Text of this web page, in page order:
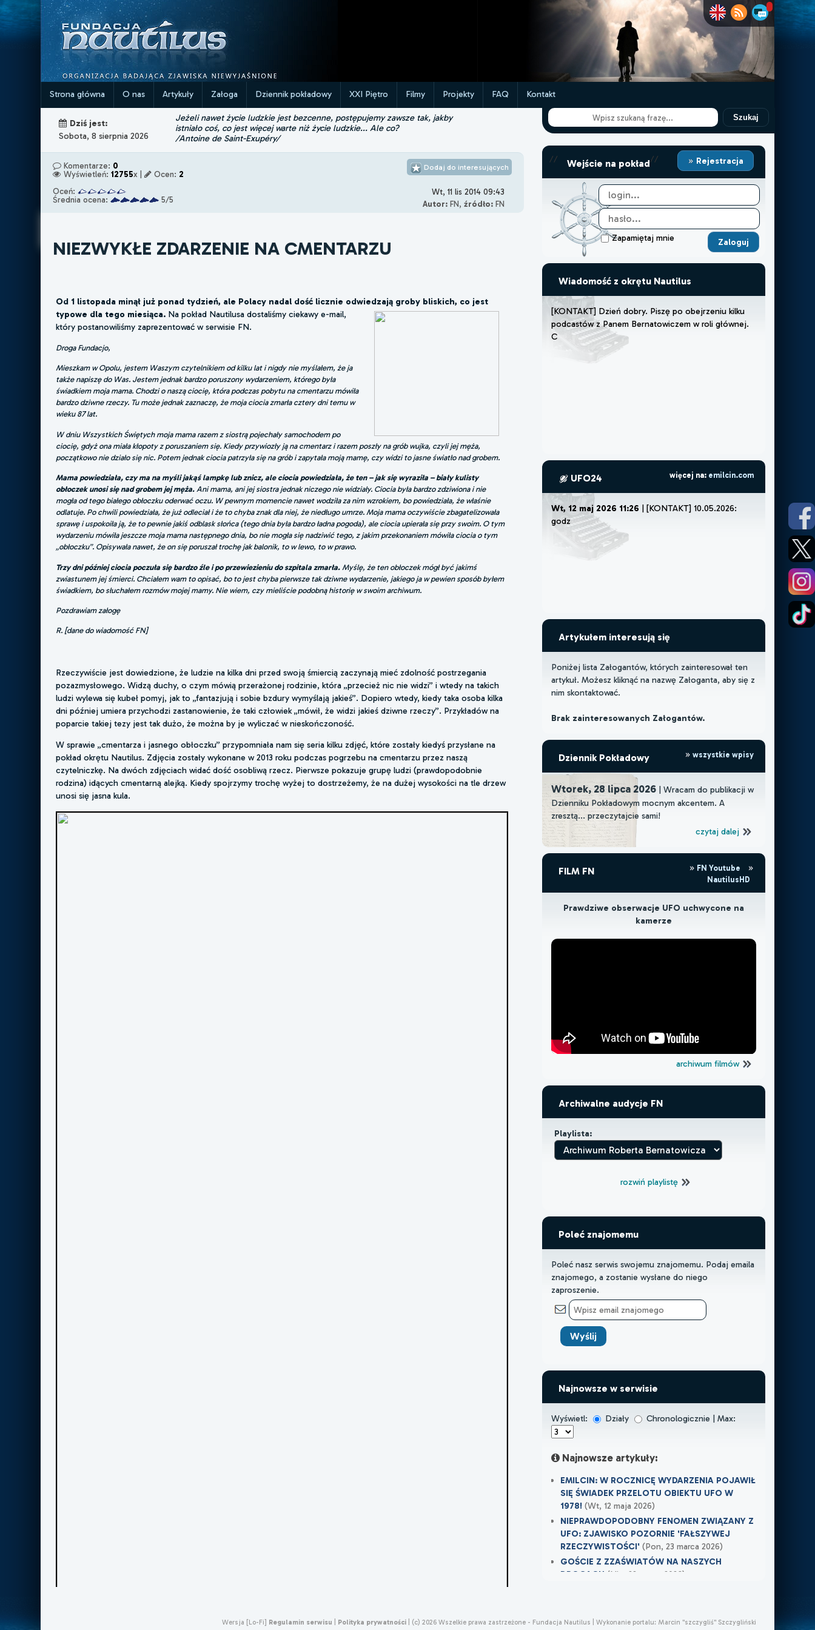
Strona główna O nas Artykuły Załoga Dziennik pokładowy XXI Piętro Filmy Projekty FAQ Kontakt
Dziś jest:
Sobota, 8 sierpnia 2026
Jeżeli nawet życie ludzkie jest bezcenne, postępujemy zawsze tak, jakby
istniało coś, co jest więcej warte niż życie ludzkie... Ale co?
/Antoine de Saint-Exupéry/
Komentarze: 0
Wyświetleń:12755x | Ocen: 2
Oceń:
Średnia ocena:
5/5
Dodaj do interesujących
Wt, 11 lis 2014 09:43
Autor:FN, źródło:FN
NIEZWYKŁE ZDARZENIE NA CMENTARZU
Od 1 listopada minął już ponad tydzień, ale Polacy nadal dość licznie odwiedzają groby bliskich, co jest
typowe dla tego miesiąca. Na pokład Nautilusa dostaliśmy ciekawy e-mail,
który postanowiliśmy zaprezentować w serwisie FN.
Droga Fundacjo,
Mieszkam w Opolu, jestem Waszym czytelnikiem od kilku lat i nigdy nie myślałem, że ja
także napiszę do Was. Jestem jednak bardzo poruszony wydarzeniem, którego była
świadkiem moja mama. Chodzi o naszą ciocię, która podczas pobytu na cmentarzu mówiła
bardzo dziwne rzeczy. Tu może jednak zaznaczę, że moja ciocia zmarła cztery dni temu w
wieku 87 lat.
W dniu Wszystkich Świętych moja mama razem z siostrą pojechały samochodem po
ciocię, gdyż ona miała kłopoty z poruszaniem się. Kiedy przywiozły ją na cmentarz i razem poszły na grób wujka, czyli jej męża,
początkowo nie działo się nic. Potem jednak ciocia patrzyła się na grób i zapytała moją mamę, czy widzi to jasne światło nad grobem.
Mama powiedziała, czy ma na myśli jakąś lampkę lub znicz, ale ciocia powiedziała, że ten – jak się wyraziła – biały kulisty
obłoczek unosi się nad grobem jej męża. Ani mama, ani jej siostra jednak niczego nie widziały. Ciocia była bardzo zdziwiona i nie
mogła od tego białego obłoczku oderwać oczu. W pewnym momencie nawet wodziła za nim wzrokiem, bo powiedziała, że właśnie
odlatuje. Po chwili powiedziała, że już odleciał i że to chyba znak dla niej, że niedługo umrze. Moja mama oczywiście zbagatelizowała
sprawę i uspokoiła ją, że to pewnie jakiś odblask słońca (tego dnia była bardzo ładna pogoda), ale ciocia upierała się przy swoim. O tym
wydarzeniu mówiła jeszcze moja mama następnego dnia, bo nie mogła się nadziwić tego, z jakim przekonaniem mówiła ciocia o tym
„obłoczku”. Opisywała nawet, że on się poruszał trochę jak balonik, to w lewo, to w prawo.
Trzy dni później ciocia poczuła się bardzo źle i po przewiezieniu do szpitala zmarła. Myślę, że ten obłoczek mógł być jakimś
zwiastunem jej śmierci. Chciałem wam to opisać, bo to jest chyba pierwsze tak dziwne wydarzenie, jakiego ja w pewien sposób byłem
świadkiem, bo słuchałem rozmów mojej mamy. Nie wiem, czy mieliście podobną historię w swoim archiwum.
Pozdrawiam załogę
R. [dane do wiadomość FN]
Rzeczywiście jest dowiedzione, że ludzie na kilka dni przed swoją śmiercią zaczynają mieć zdolność postrzegania
pozazmysłowego. Widzą duchy, o czym mówią przerażonej rodzinie, która „przecież nic nie widzi” i wtedy na takich
ludzi wylewa się kubeł pomyj, jak to „fantazjują i sobie bzdury wymyślają jakieś”. Dopiero wtedy, kiedy taka osoba kilka
dni później umiera przychodzi zastanowienie, że taki człowiek „mówił, że widzi jakieś dziwne rzeczy”. Przykładów na
poparcie takiej tezy jest tak dużo, że można by je wyliczać w nieskończoność.
W sprawie „cmentarza i jasnego obłoczku” przypomniała nam się seria kilku zdjęć, które zostały kiedyś przysłane na
pokład okrętu Nautilus. Zdjęcia zostały wykonane w 2013 roku podczas pogrzebu na cmentarzu przez naszą
czytelniczkę. Na dwóch zdjęciach widać dość osobliwą rzecz. Pierwsze pokazuje grupę ludzi (prawdopodobnie
rodzina) idących cmentarną alejką. Kiedy spojrzymy trochę wyżej to dostrzeżemy, że na dużej wysokości na tle drzew
unosi się jasna kula.
Szukaj
// Wejście na pokład// Rejestracja
Zapamiętaj mnie
Wiadomość z okrętu Nautilus
[KONTAKT] Dzień dobry. Piszę po obejrzeniu kilku
podcastów z Panem Bernatowiczem w roli głównej.
Cz ę, że mu
UFO24 więcej na: emilcin.com
Wt, 12 maj 2026 11:26 | [KONTAKT] 10.05.2026:
godz ok 22:30.
Artykułem interesują się
Poniżej lista Załogantów, których zainteresował ten
artykuł. Możesz kliknąć na nazwę Załoganta, aby się z
nim skontaktować.
Brak zainteresowanych Załogantów.
Dziennik Pokładowy wszystkie wpisy
Wtorek, 28 lipca 2026| Wracam do publikacji w
Dzienniku Pokładowym mocnym akcentem. A
zresztą... przeczytajcie sami!
czytaj dalej
FILM FN
FN Youtube
NautilusHD
Prawdziwe obserwacje UFO uchwycone na
kamerze
archiwum filmów
Archiwalne audycje FN
Playlista:
rozwiń playlistę
Poleć znajomemu
Poleć nasz serwis swojemu znajomemu. Podaj emaila
znajomego, a zostanie wysłane do niego
zaproszenie.
Najnowsze w serwisie
Wyświetl: Działy Chronologicznie | Max:
Najnowsze artykuły:
EMILCIN: W ROCZNICĘ WYDARZENIA POJAWIŁ
SIĘ ŚWIADEK PRZELOTU OBIEKTU UFO W
1978!(Wt, 12 maja 2026)
NIEPRAWDOPODOBNY FENOMEN ZWIĄZANY Z
UFO: ZJAWISKO POZORNIE 'FAŁSZYWEJ
RZECZYWISTOŚCI'(Pon, 23 marca 2026)
GOŚCIE Z ZZAŚWIATÓW NA NASZYCH
DROGACH (Nie, 22 marca 2026)
OSTRZEŻENIE PRZYSZŁO W OSTATNIEJ
Wersja [Lo-Fi] Regulamin serwisu Polityka prywatności| (c) 2026 Wszelkie prawa zastrzeżone - Fundacja Nautilus | Wykonanie portalu: Marcin "szczygliś" Szczygliński